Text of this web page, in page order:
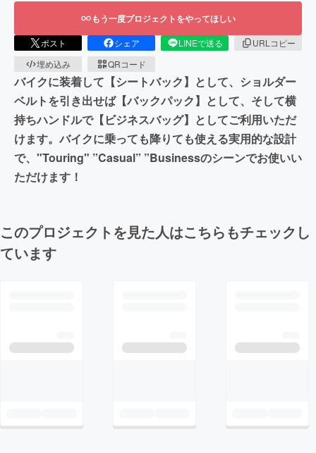
もう一度プロジェクトをやってほしい
ポスト シェア LINEで送る
URLコピー
埋め込み
QRコード
バイクに装着して【シートバック】として、ショルダー
ベルトを引き出せば【バックパック】として、そして横
持ちハンドルで【ビジネスバッグ】としてご利用いただ
けます。バイクに乗っても降りても使える実用的な設計
で、"Touring" ”Casual” ”Businessのシーンでお使いい
ただけます！
このプロジェクトを見た人はこちらもチェックし
ています